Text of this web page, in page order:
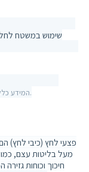
שימוש במשטח
Cochrane, Support surfaces. המידע כללי ואינו תחליף לייעוץ רפואי.
פצעי לחץ (כיבי לחץ)
מעל בליטות עצם,
חיכוך וכוחות